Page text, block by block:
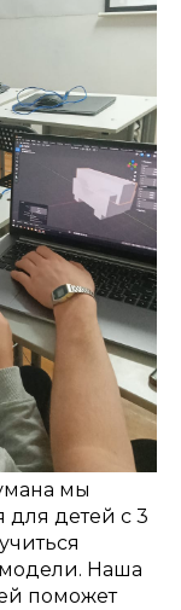
мы
для детей с 3
модели. Наша
поможет